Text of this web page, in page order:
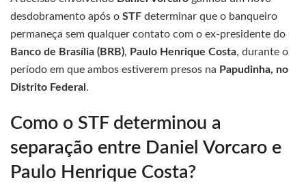
desdobramento após o STF determinar que o banqueiro
permaneça sem qualquer contato com o ex-presidente do
Banco de Brasília (BRB), Paulo Henrique Costa, durante o
período em que ambos estiverem presos na Papudinha, no
Distrito Federal .
Como o STF determinou a
separação entre Daniel Vorcaro e
Paulo Henrique Costa?